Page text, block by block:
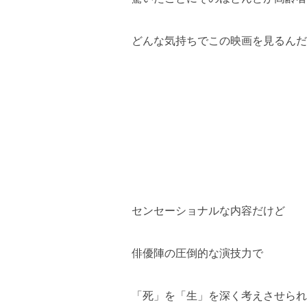
どんな気持ちでこの映画を見るんだ
センセーショナルな内容だけど
俳優陣の圧倒的な演技力で
「死」を「生」を深く考えさせられ